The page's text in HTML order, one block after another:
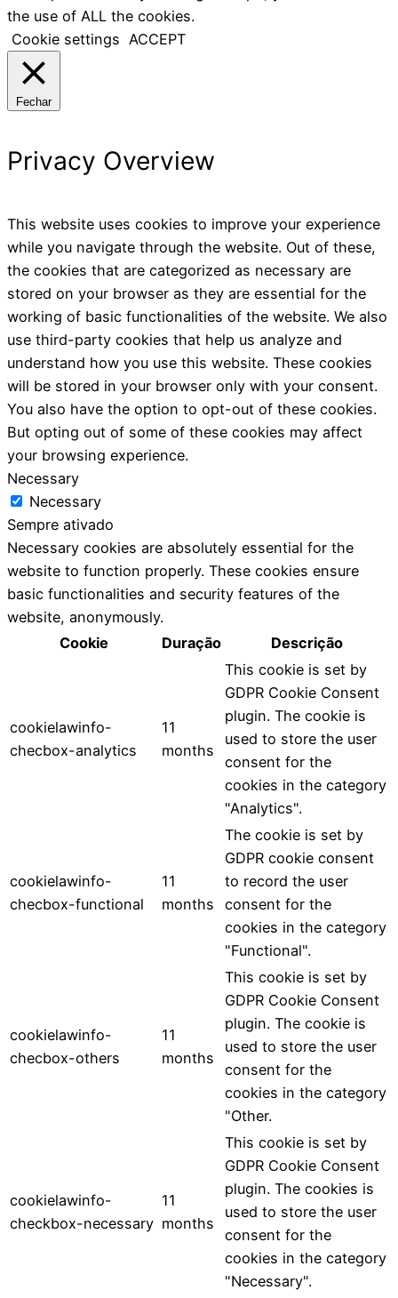
the use of ALL the cookies.
Cookie settings ACCEPT
Fechar
Privacy Overview
This website uses cookies to improve your experience
while you navigate through the website. Out of these,
the cookies that are categorized as necessary are
stored on your browser as they are essential for the
working of basic functionalities of the website. We also
use third-party cookies that help us analyze and
understand how you use this website. These cookies
will be stored in your browser only with your consent.
You also have the option to opt-out of these cookies.
But opting out of some of these cookies may affect
your browsing experience.
Necessary
Necessary
Sempre ativado
Necessary cookies are absolutely essential for the
website to function properly. These cookies ensure
basic functionalities and security features of the
website, anonymously.
Cookie
Duração Descrição
cookielawinfo-
checbox-analytics
11
months
This cookie is set by
GDPR Cookie Consent
plugin. The cookie is
used to store the user
consent for the
cookies in the category
"Analytics".
cookielawinfo-
checbox-functional
11
months
The cookie is set by
GDPR cookie consent
to record the user
consent for the
cookies in the category
"Functional".
cookielawinfo-
checbox-others
11
months
This cookie is set by
GDPR Cookie Consent
plugin. The cookie is
used to store the user
consent for the
cookies in the category
"Other.
cookielawinfo-
checkbox-necessary
11
months
This cookie is set by
GDPR Cookie Consent
plugin. The cookies is
used to store the user
consent for the
cookies in the category
"Necessary".